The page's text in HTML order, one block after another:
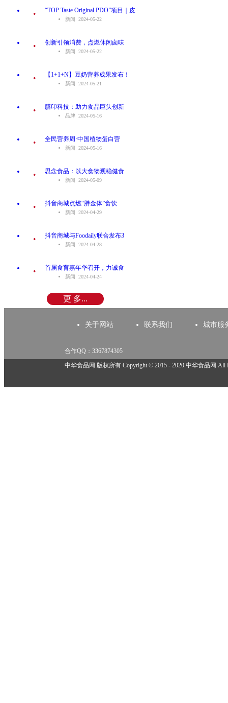
. “TOP Taste Original PDO”项目｜皮
新闻 2024-05-22
. 创新引领消费，点燃休闲卤味
新闻 2024-05-22
. 【1+1+N】豆奶营养成果发布！
新闻 2024-05-21
. 膳印科技：助力食品巨头创新
品牌 2024-05-16
. 全民营养周·中国植物蛋白营
新闻 2024-05-16
. 思念食品：以大食物观稳健食
新闻 2024-05-09
. 抖音商城点燃“胖金体”食饮
新闻 2024-04-29
. 抖音商城与Foodaily联合发布3
新闻 2024-04-28
. 首届食育嘉年华召开，力诚食
新闻 2024-04-24
更 多...
关于网站 联系我们 城市服
合作QQ：3367874305
举报邮箱：918825737@qq.com
中华食品网 版权所有 Copyright © 2015 - 2020 中华食品网 All